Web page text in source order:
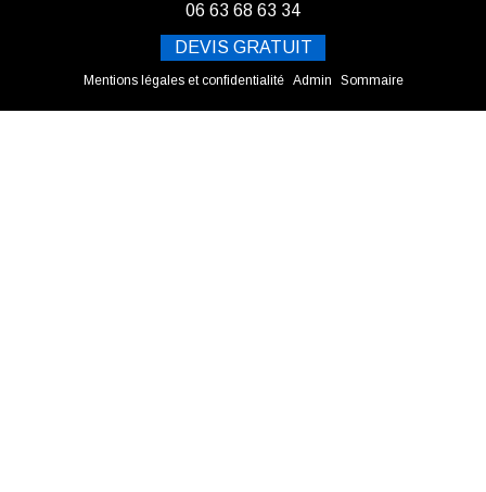
06 63 68 63 34
DEVIS GRATUIT
Mentions légales et confidentialité Admin Sommaire